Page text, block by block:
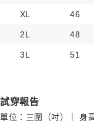
XL 46
2L 48
3L 51
試穿報告
單位：三圍（吋）｜ 身